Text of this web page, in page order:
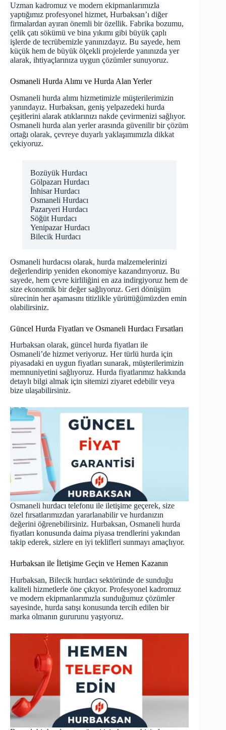
Uzman kadromuz ve modern ekipmanlarımızla
yaptığımız profesyonel hizmet, Hurbaksan’ı diğer
firmalardan ayıran önemli bir özellik. Fabrika bozumu,
çelik çatı sökümü ve bina yıkımı gibi büyük çaplı
işlerde de tecrübemizle yanınızdayız. Bu sayede, hem
küçük hem de büyük ölçekli projelerde yanınızda yer
alarak, ihtiyaçlarınıza uygun çözümler sunuyoruz.
Osmaneli Hurda Alımı ve Hurda Alan Yerler
Osmaneli hurda alımı hizmetimizle müşterilerimizin
yanındayız. Hurbaksan, geniş yelpazedeki hurda
çeşitlerini alarak atıklarınızı nakde çevirmenizi sağlıyor.
Osmaneli hurda alan yerler arasında güvenilir bir çözüm
ortağı olarak, çevreye duyarlı yaklaşımımızla dikkat
çekiyoruz.
Bozüyük Hurdacı
Gölpazarı Hurdacı
İnhisar Hurdacı
Osmaneli Hurdacı
Pazaryeri Hurdacı
Söğüt Hurdacı
Yenipazar Hurdacı
Bilecik Hurdacı
Osmaneli hurdacısı olarak, hurda malzemelerinizi
değerlendirip yeniden ekonomiye kazandırıyoruz. Bu
sayede, hem çevre kirliliğini en aza indirgiyoruz hem de
size ekonomik bir değer sağlıyoruz. Geri dönüşüm
sürecinin her aşamasını titizlikle yürüttüğümüzden emin
olabilirsiniz.
Güncel Hurda Fiyatları ve Osmaneli Hurdacı Fırsatları
Hurbaksan olarak, güncel hurda fiyatları ile
Osmaneli’de hizmet veriyoruz. Her türlü hurda için
piyasadaki en uygun fiyatları sunarak, müşterilerimizin
memnuniyetini sağlıyoruz. Hurda fiyatlarımız hakkında
detaylı bilgi almak için sitemizi ziyaret edebilir veya
bize ulaşabilirsiniz.
Osmaneli hurdacı telefonu ile iletişime geçerek, size
özel fırsatlarımızdan yararlanabilir ve hurdanızın
değerini öğrenebilirsiniz. Hurbaksan, Osmaneli hurda
fiyatları konusunda daima piyasa trendlerini yakından
takip ederek, sizlere en iyi teklifleri sunmayı amaçlıyor.
Hurbaksan ile İletişime Geçin ve Hemen Kazanın
Hurbaksan, Bilecik hurdacı sektöründe de sunduğu
kaliteli hizmetlerle öne çıkıyor. Profesyonel kadromuz
ve modern ekipmanlarımızla sunduğumuz çözümler
sayesinde, hurda satışı konusunda tercih edilen bir
marka olmanın gururunu yaşıyoruz.